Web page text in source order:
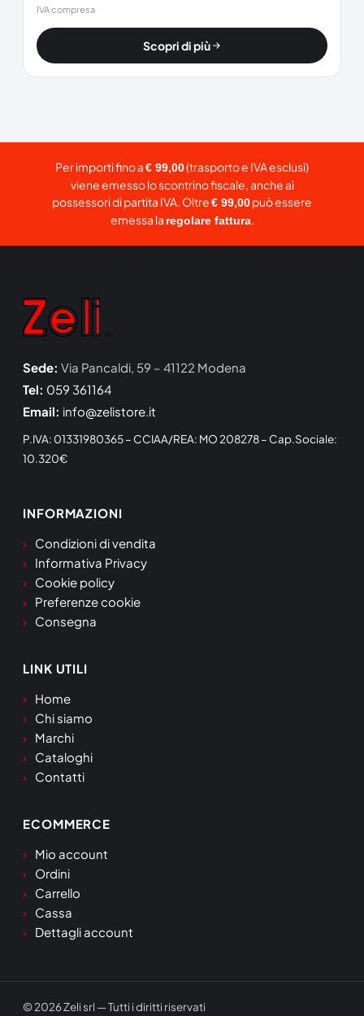
IVA compresa
Scopri di più
Per importi fino a€ 99,00(trasporto e IVA esclusi)
viene emesso lo scontrino fiscale, anche ai
possessori di partita IVA. Oltre€ 99,00può essere
emessa la regolare fattura.
Sede: Via Pancaldi, 59 – 41122 Modena
Tel: 059 361164
Email: info@zelistore.it
P.IVA: 01331980365 – CCIAA/REA: MO 208278 – Cap.Sociale:
10.320€
INFORMAZIONI
Condizioni di vendita
Informativa Privacy
Cookie policy
Preferenze cookie
Consegna
LINK UTILI
Home
Chi siamo
Marchi
Cataloghi
Contatti
ECOMMERCE
Mio account
Ordini
Carrello
Cassa
Dettagli account
© 2026 Zeli srl — Tutti i diritti riservati